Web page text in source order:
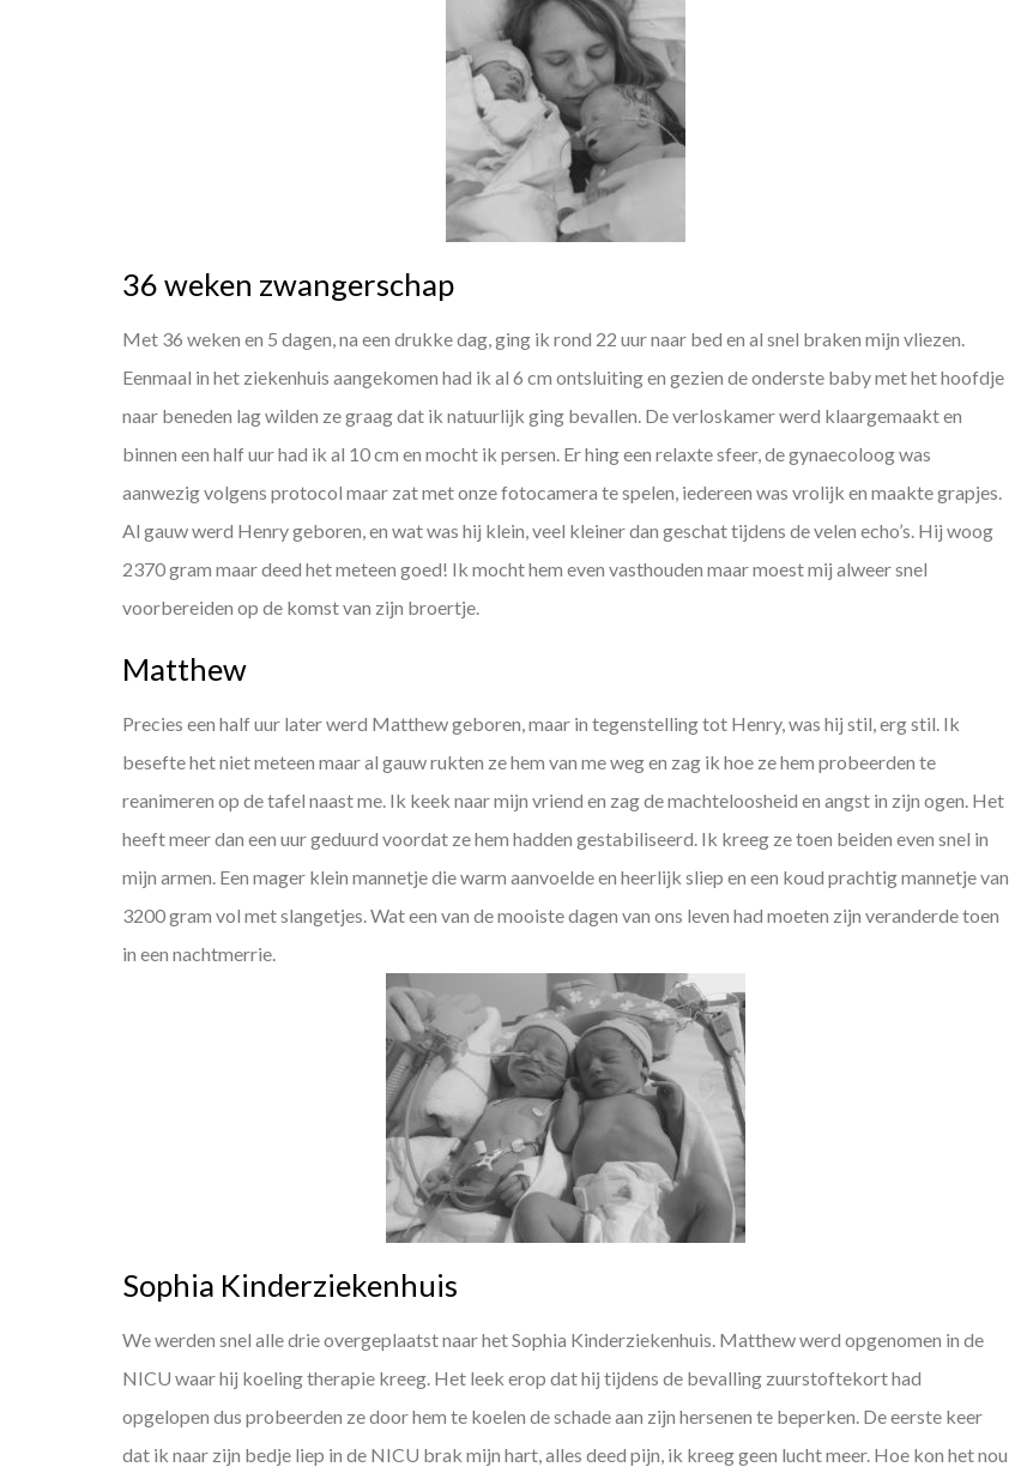
36 weken zwangerschap
Met 36 weken en 5 dagen, na een drukke dag, ging ik rond 22 uur naar bed en al snel braken mijn vliezen.
Eenmaal in het ziekenhuis aangekomen had ik al 6 cm ontsluiting en gezien de onderste baby met het hoofdje
naar beneden lag wilden ze graag dat ik natuurlijk ging bevallen. De verloskamer werd klaargemaakt en
binnen een half uur had ik al 10 cm en mocht ik persen. Er hing een relaxte sfeer, de gynaecoloog was
aanwezig volgens protocol maar zat met onze fotocamera te spelen, iedereen was vrolijk en maakte grapjes.
Al gauw werd Henry geboren, en wat was hij klein, veel kleiner dan geschat tijdens de velen echo’s. Hij woog
2370 gram maar deed het meteen goed! Ik mocht hem even vasthouden maar moest mij alweer snel
voorbereiden op de komst van zijn broertje.
Matthew
Precies een half uur later werd Matthew geboren, maar in tegenstelling tot Henry, was hij stil, erg stil. Ik
besefte het niet meteen maar al gauw rukten ze hem van me weg en zag ik hoe ze hem probeerden te
reanimeren op de tafel naast me. Ik keek naar mijn vriend en zag de machteloosheid en angst in zijn ogen. Het
heeft meer dan een uur geduurd voordat ze hem hadden gestabiliseerd. Ik kreeg ze toen beiden even snel in
mijn armen. Een mager klein mannetje die warm aanvoelde en heerlijk sliep en een koud prachtig mannetje van
3200 gram vol met slangetjes. Wat een van de mooiste dagen van ons leven had moeten zijn veranderde toen
in een nachtmerrie.
Sophia Kinderziekenhuis
We werden snel alle drie overgeplaatst naar het Sophia Kinderziekenhuis. Matthew werd opgenomen in de
NICU waar hij koeling therapie kreeg. Het leek erop dat hij tijdens de bevalling zuurstoftekort had
opgelopen dus probeerden ze door hem te koelen de schade aan zijn hersenen te beperken. De eerste keer
dat ik naar zijn bedje liep in de NICU brak mijn hart, alles deed pijn, ik kreeg geen lucht meer. Hoe kon het nou